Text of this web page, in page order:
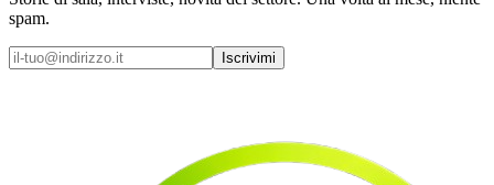
spam.
Iscrivimi